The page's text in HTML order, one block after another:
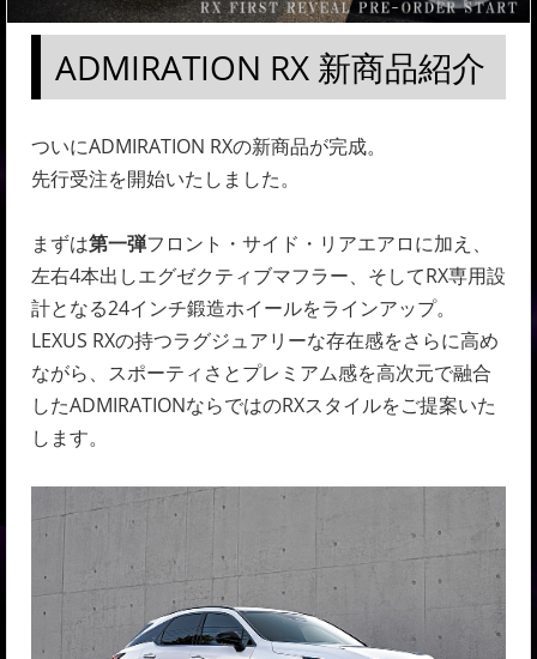
ADMIRATION RX 新商品紹介
ついにADMIRATION RXの新商品が完成。
先行受注を開始いたしました。
まずは第一弾フロント・サイド・リアエアロに加え、
左右4本出しエグゼクティブマフラー、そしてRX専用設
計となる24インチ鍛造ホイールをラインアップ。
LEXUS RXの持つラグジュアリーな存在感をさらに高め
ながら、スポーティさとプレミアム感を高次元で融合
したADMIRATIONならではのRXスタイルをご提案いた
します。